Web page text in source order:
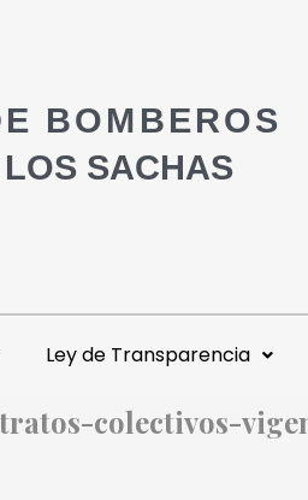
BOMBEROS
SACHAS
Ley de Transparencia
colectivos-